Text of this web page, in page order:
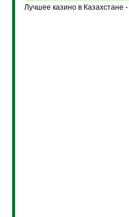
Лучшее казино в Казахстане -